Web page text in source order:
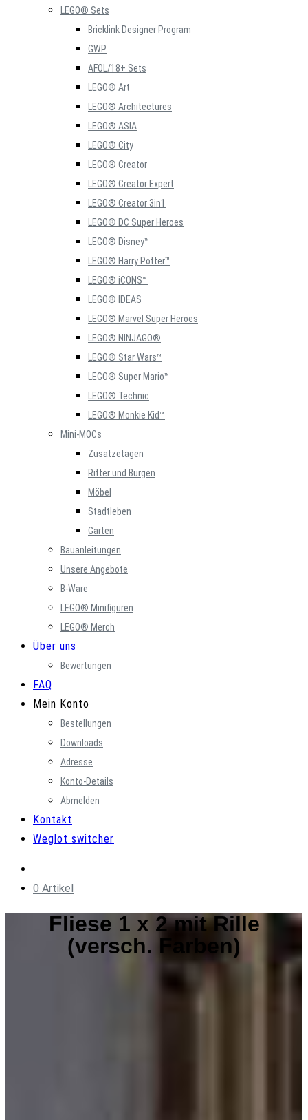
LEGO® Sets
Bricklink Designer Program
GWP
AFOL/18+ Sets
LEGO® Art
LEGO® Architectures
LEGO® ASIA
LEGO® City
LEGO® Creator
LEGO® Creator Expert
LEGO® Creator 3in1
LEGO® DC Super Heroes
LEGO® Disney™
LEGO® Harry Potter™
LEGO® iCONS™
LEGO® IDEAS
LEGO® Marvel Super Heroes
LEGO® NINJAGO®
LEGO® Star Wars™
LEGO® Super Mario™
LEGO® Technic
LEGO® Monkie Kid™
Mini-MOCs
Zusatzetagen
Ritter und Burgen
Möbel
Stadtleben
Garten
Bauanleitungen
Unsere Angebote
B-Ware
LEGO® Minifiguren
LEGO® Merch
Über uns
Bewertungen
FAQ
Mein Konto
Bestellungen
Downloads
Adresse
Konto-Details
Abmelden
Kontakt
Weglot switcher
0 Artikel
Fliese 1 x 2 mit Rille
(versch. Farben)